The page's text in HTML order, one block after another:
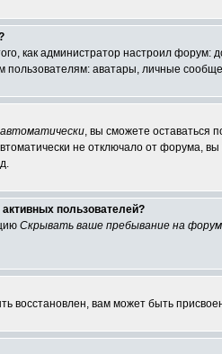
как администратор настроил
аватары, личные
, вы сможете оставаться
не отключало от форума,
пользователей?
Скрывать ваше пребывание на
восстановлен, вам может быть